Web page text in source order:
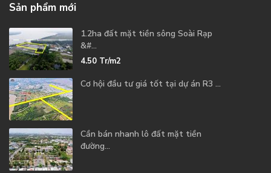
Sản phẩm mới
1.2ha đất mặt tiền sông Soài Rạp
&#...
4.50 Tr/m2
Cơ hội đầu tư giá tốt tại dự án R3 ...
Cần bán nhanh lô đất mặt tiền
đường...